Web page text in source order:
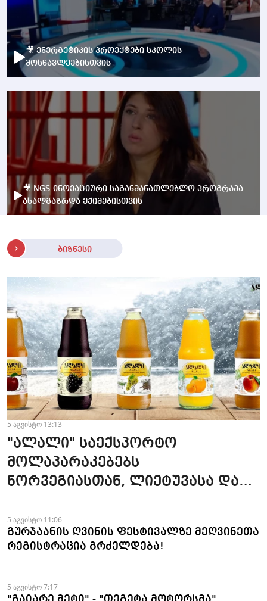
🎥 ენერგეტიკის პროექტები სკოლის
მოსწავლეებისთვის
🎥 NGS-ინოვაციური საგანმანათლებლო პროგრამა
ახალგაზრდა ექიმებისთვის
ბიზნესი
5 აგვისტო 13:13
"ალალი" საექსპორტო
მოლაპარაკებებს
ნორვეგიასთან, ლიეტუვასა და
5 აგვისტო 11:06
გურჯაანის ღვინის ფესტივალზე მეღვინეთა
რეგისტრაცია გრძელდება!
5 აგვისტო 7:17